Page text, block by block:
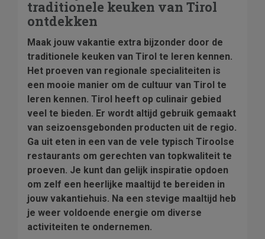
traditionele keuken van Tirol
ontdekken
Maak jouw vakantie extra bijzonder door de
traditionele keuken van Tirol te leren kennen.
Het proeven van regionale specialiteiten is
een mooie manier om de cultuur van Tirol te
leren kennen. Tirol heeft op culinair gebied
veel te bieden. Er wordt altijd gebruik gemaakt
van seizoensgebonden producten uit de regio.
Ga uit eten in een van de vele typisch Tiroolse
restaurants om gerechten van topkwaliteit te
proeven. Je kunt dan gelijk inspiratie opdoen
om zelf een heerlijke maaltijd te bereiden in
jouw vakantiehuis. Na een stevige maaltijd heb
je weer voldoende energie om diverse
activiteiten te ondernemen.